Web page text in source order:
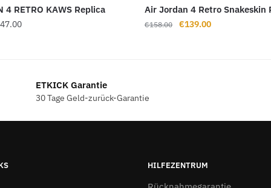
4 RETRO KAWS Replica
Preisspanne:
Air Jordan 4 Retro Snakeskin
€158.00
Ursprünglicher
€139.00Aktueller
ETKICK Garantie
30 Tage Geld-zurück-Garantie
HILFEZENTRUM